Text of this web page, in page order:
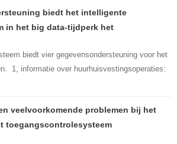
biedt het intelligente
in het big data-tijdperk het
biedt vier gegevensondersteuning voor het
1, informatie over huurhuisvestingsoperaties:
veelvoorkomende problemen bij het
toegangscontrolesysteem